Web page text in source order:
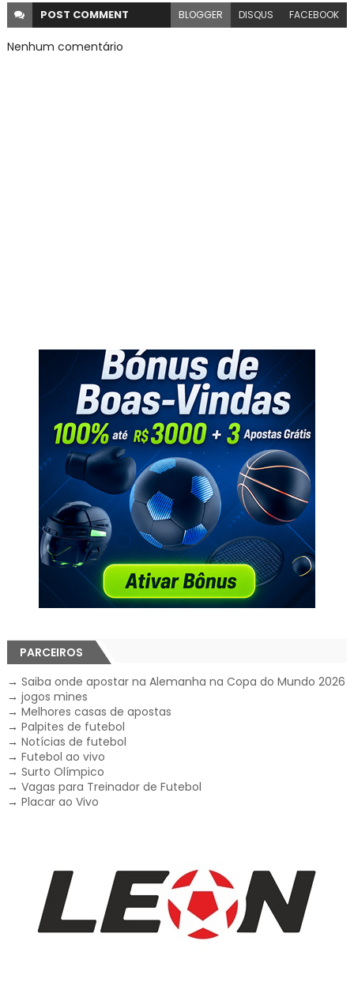
POST COMMENT BLOGGER DISQUS FACEBOOK
Nenhum comentário
PARCEIROS
→ Saiba onde apostar na Alemanha na Copa do Mundo 2026
→ jogos mines
→ Melhores casas de apostas
→ Palpites de futebol
→ Notícias de futebol
→ Futebol ao vivo
→ Surto Olímpico
→ Vagas para Treinador de Futebol
→ Placar ao Vivo